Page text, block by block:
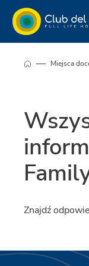
Żyj
del
Miejsca
Znajdź